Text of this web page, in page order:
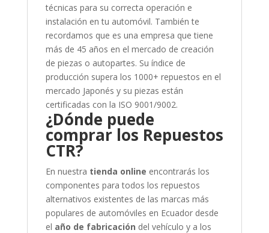
técnicas para su correcta operación e
instalación en tu automóvil. También te
recordamos que es una empresa que tiene
más de 45 años en el mercado de creación
de piezas o autopartes. Su índice de
producción supera los 1000+ repuestos en el
mercado Japonés y su piezas están
certificadas con la ISO 9001/9002.
¿Dónde puede
comprar los Repuestos
CTR?
En nuestra tienda online encontrarás los
componentes para todos los repuestos
alternativos existentes de las marcas más
populares de automóviles en Ecuador desde
el año de fabricación del vehículo y a los